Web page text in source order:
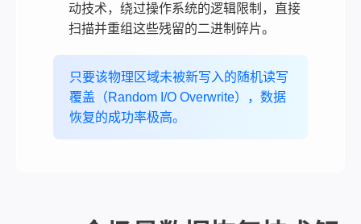
动技术，绕过操作系统的逻辑限制，直接
扫描并重组这些残留的二进制碎片。
只要该物理区域未被新写入的随机读写
覆盖（Random I/O Overwrite），数据
恢复的成功率极高。